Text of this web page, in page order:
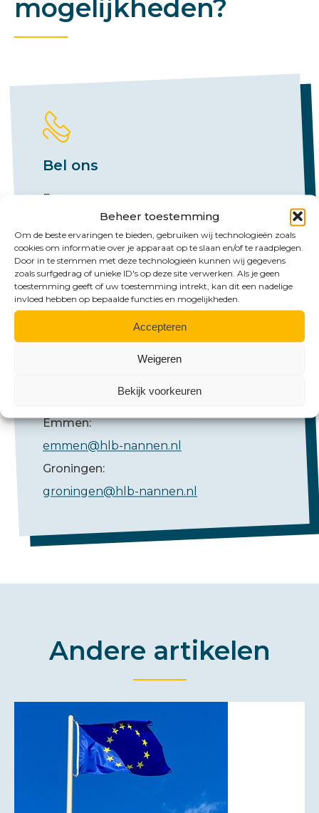
Beheer toestemming
Om de beste ervaringen te bieden, gebruiken wij technologieën zoals
cookies om informatie over je apparaat op te slaan en/of te raadplegen.
Door in te stemmen met deze technologieën kunnen wij gegevens
zoals surfgedrag of unieke ID's op deze site verwerken. Als je geen
toestemming geeft of uw toestemming intrekt, kan dit een nadelige
invloed hebben op bepaalde functies en mogelijkheden.
Accepteren
Weigeren
Bekijk voorkeuren
mogelijkheden?
Bel ons
Emmen:
+31 (0)591 61 23 77
Groningen:
+31 (0)50 526 65 33
Emmen:
emmen@hlb-nannen.nl
Groningen:
groningen@hlb-nannen.nl
Andere artikelen